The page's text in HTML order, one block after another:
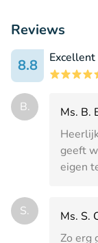
Reviews
8.8
Excellent
B.
Ms. B.
geeft
eigen
S.
Ms. S.
Zo erg